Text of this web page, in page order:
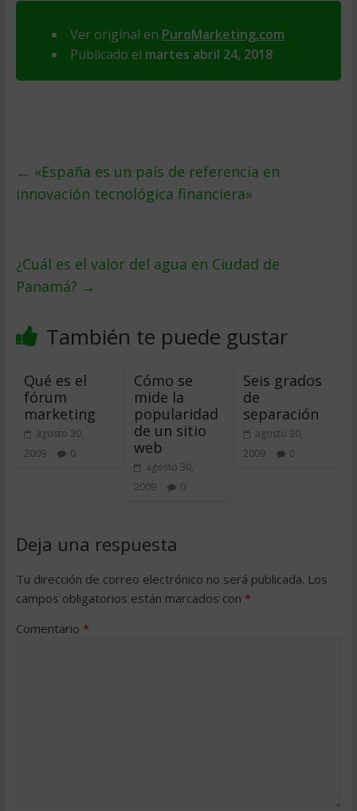
Ver original en PuroMarketing.com
Publicado el martes abril 24, 2018
← «España es un país de referencia en
innovación tecnológica financiera»
¿Cuál es el valor del agua en Ciudad de
Panamá? →
También te puede gustar
Qué es el
fórum
marketing
agosto 30,
2009
0
Cómo se
mide la
popularidad
de un sitio
web
agosto 30,
2009
0
Seis grados
de
separación
agosto 30,
2009
0
Deja una respuesta
Tu dirección de correo electrónico no será publicada. Los
campos obligatorios están marcados con *
Comentario *